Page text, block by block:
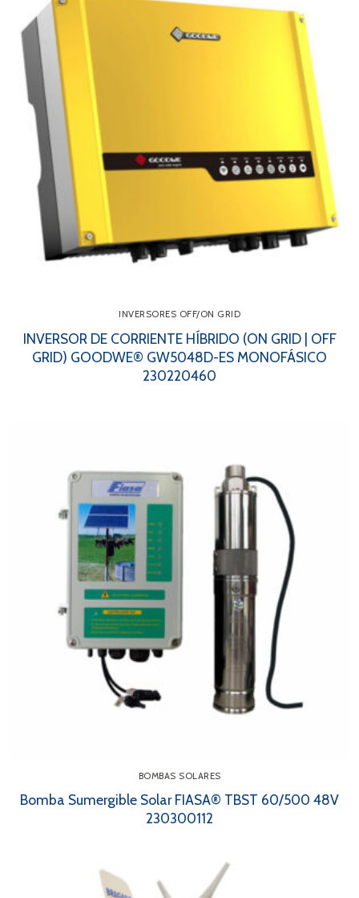
INVERSORES OFF/ON GRID
INVERSOR DE CORRIENTE HÍBRIDO (ON GRID | OFF
GRID) GOODWE® GW5048D-ES MONOFÁSICO
230220460
BOMBAS SOLARES
Bomba Sumergible Solar FIASA® TBST 60/500 48V
230300112